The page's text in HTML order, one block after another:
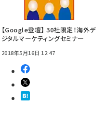
【Google登壇】 30社限定！海外デ
ジタルマーケティングセミナー
2018年5月16日 12:47